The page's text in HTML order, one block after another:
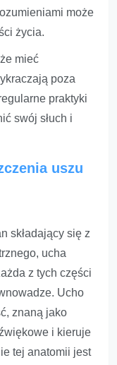
może
życia.
mieć
poza
praktyki
swój słuch i
uszu
składający się z
ucha
z tych części
Ucho
znaną jako
i kieruje
tej anatomii jest